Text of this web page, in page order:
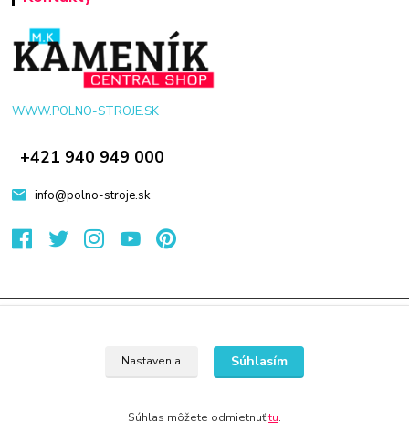
WWW.POLNO-STROJE.SK
+421 940 949 000
info@polno-stroje.sk
Eshop-rychlo.sk
Nastavenia
Súhlasím
Súhlas môžete odmietnuťtu.